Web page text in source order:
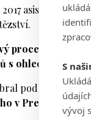
S
vývoj
asistenta
proces v
s ohledem na
podle jejich
v Presidents